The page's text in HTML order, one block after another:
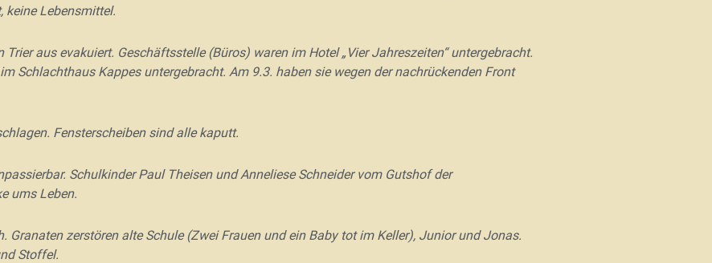
keine Lebensmittel.
aus evakuiert. Geschäftsstelle (Büros) waren im Hotel „Vier Jahreszeiten“ untergebracht.
Schlachthaus Kappes untergebracht. Am 9.3. haben sie wegen der nachrückenden Front
Fensterscheiben sind alle kaputt.
Schulkinder Paul Theisen und Anneliese Schneider vom Gutshof der
ums Leben.
Granaten zerstören alte Schule (Zwei Frauen und ein Baby tot im Keller), Junior und Jonas.
Stoffel.